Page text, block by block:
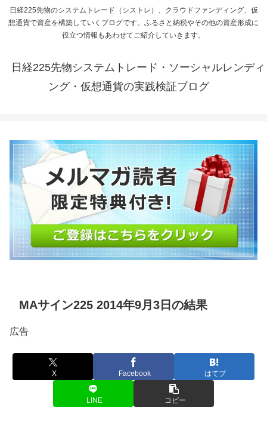
日経225先物のシステムトレード（シストレ）、クラウドファンディング、仮
想通貨で資産を構築していくブログです。ふるさと納税やその他の資産形成に
役立つ情報もあわせてご紹介していきます。
日経225先物システムトレード・ソーシャルレンディ
ング・仮想通貨の実践検証ブログ
MAサイン225 2014年9月3日の結果
広告
X Facebook はてブ
LINE コピー